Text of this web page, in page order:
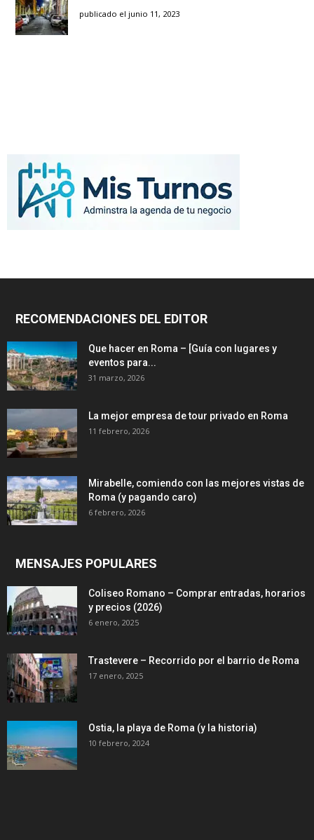
publicado el junio 11, 2023
RECOMENDACIONES DEL EDITOR
Que hacer en Roma – [Guía con lugares y
eventos para...
31 marzo, 2026
La mejor empresa de tour privado en Roma
11 febrero, 2026
Mirabelle, comiendo con las mejores vistas de
Roma (y pagando caro)
6 febrero, 2026
MENSAJES POPULARES
Coliseo Romano – Comprar entradas, horarios
y precios (2026)
6 enero, 2025
Trastevere – Recorrido por el barrio de Roma
17 enero, 2025
Ostia, la playa de Roma (y la historia)
10 febrero, 2024